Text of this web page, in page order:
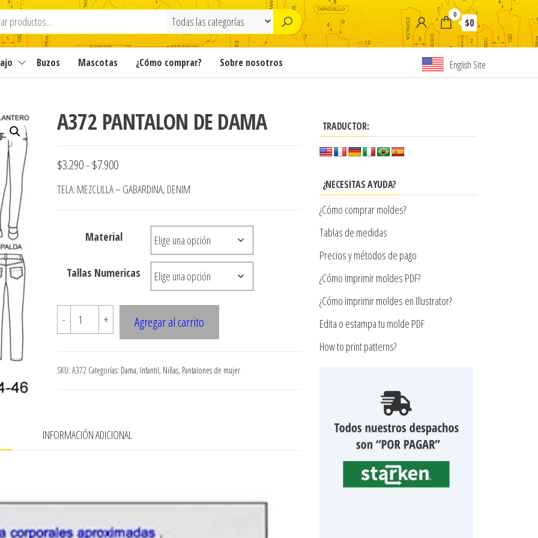
0
$0
Buzos Mascotas ¿Cómo comprar? Sobre nosotros English Site
A372 PANTALON DE DAMA
$3.290- $7.900Rango
de
$3.290
TELA: MEZCLILLA – GABARDINA, DENIM
Material
Tallas Numericas
-
A372
PANTALON
DAMA
cantidad
+ Agregar al carrito
SKU: A372 Categorías: Dama, Infantil, Niñas, Pantalones de mujer
INFORMACIÓN ADICIONAL
TRADUCTOR:
¿NECESITAS AYUDA?
¿Cómo comprar moldes?
Tablas de medidas
Precios y métodos de pago
¿Cómo imprimir moldes PDF?
¿Cómo imprimir moldes en Illustrator?
Edita o estampa tu molde PDF
How to print patterns?